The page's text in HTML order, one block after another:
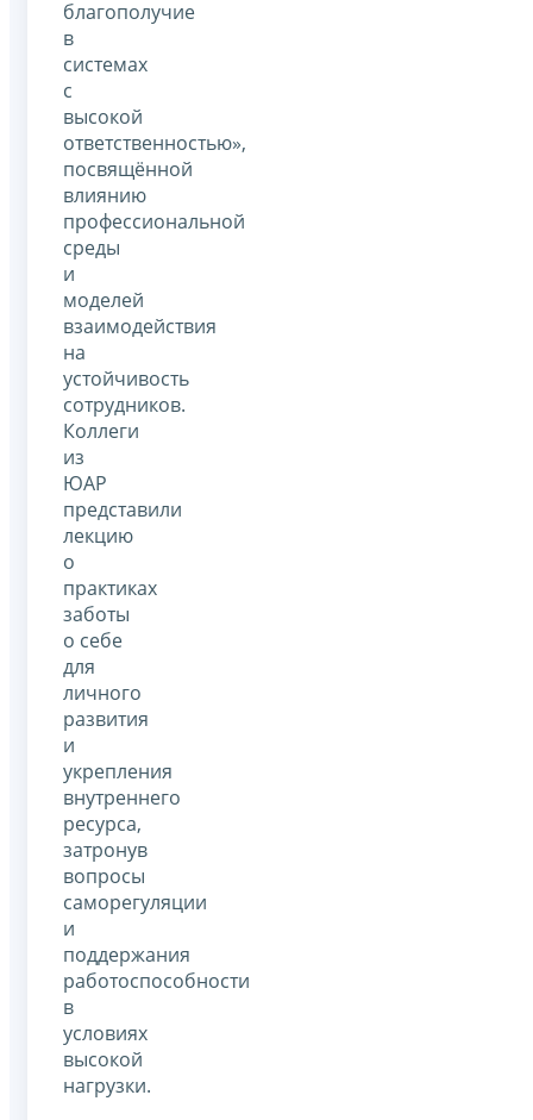
благополучие
в
системах
с
высокой
ответственностью»,
посвящённой
влиянию
профессиональной
среды
и
моделей
взаимодействия
на
устойчивость
сотрудников.
Коллеги
из
ЮАР
представили
лекцию
о
практиках
заботы
о себе
для
личного
развития
и
укрепления
внутреннего
ресурса,
затронув
вопросы
саморегуляции
и
поддержания
работоспособности
в
условиях
высокой
нагрузки.